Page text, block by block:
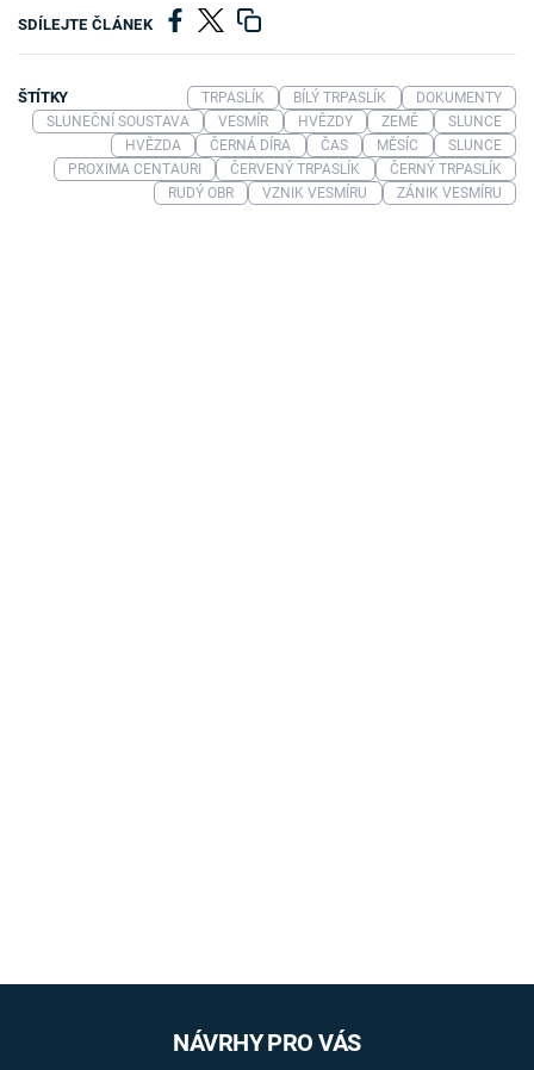
SDÍLEJTE ČLÁNEK
ŠTÍTKY TRPASLÍK BÍLÝ TRPASLÍK
DOKUMENTY
SLUNEČNÍ SOUSTAVA
VESMÍR HVĚZDY ZEMĚ
SLUNCE
HVĚZDA
ČERNÁ DÍRA ČAS MĚSÍC
SLUNCE
PROXIMA CENTAURI
ČERVENÝ TRPASLÍK
ČERNÝ TRPASLÍK
RUDÝ OBR
VZNIK VESMÍRU ZÁNIK VESMÍRU
NÁVRHY PRO VÁS